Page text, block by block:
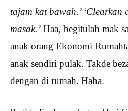
tajam kat bawah.’ ‘Clearkan
masak.’ Haa, begitulah mak
anak orang Ekonomi
anak sendiri pulak. Takde
dengan di rumah. Haha.